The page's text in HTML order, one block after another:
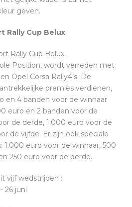
geven.
Rally Cup Belux
Rally Cup Belux,
Position, wordt verreden met
Opel Corsa Rally4’s. De
premies verdienen,
en 4 banden voor de winnaar
euro en 2 banden voor de
de derde, 1.000 euro voor de
de vijfde. Er zijn ook speciale
1.000 euro voor de winnaar, 500
250 euro voor de derde.
vijf wedstrijden :
26 juni